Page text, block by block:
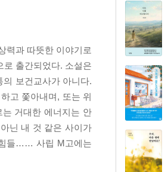
력과 따뜻한 이야기로
출간되었다. 소설은
의 보건교사가 아니다.
고 쫓아내며, 또는 위
는 거대한 에너지는 안
닌 내 것 같은 사이가
힘들…… 사립 M고에는